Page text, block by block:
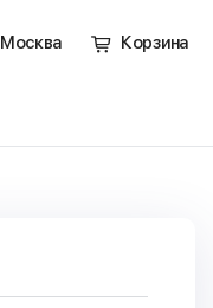
Москва Корзина